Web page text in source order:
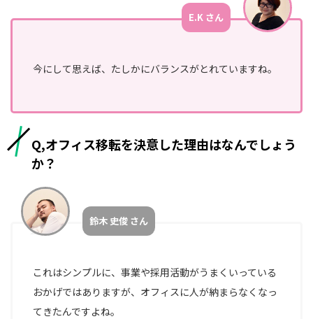
E.K さん
今にして思えば、たしかにバランスがとれていますね。
Q,オフィス移転を決意した理由はなんでしょう
か？
鈴木 史俊 さん
これはシンプルに、事業や採用活動がうまくいっている
おかげではありますが、オフィスに人が納まらなくなっ
てきたんですよね。